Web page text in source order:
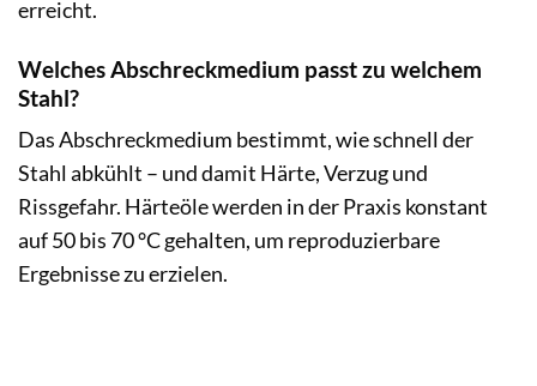
erreicht.
Welches Abschreckmedium passt zu welchem
Stahl?
Das Abschreckmedium bestimmt, wie schnell der
Stahl abkühlt – und damit Härte, Verzug und
Rissgefahr. Härteöle werden in der Praxis konstant
auf 50 bis 70 °C gehalten, um reproduzierbare
Ergebnisse zu erzielen.